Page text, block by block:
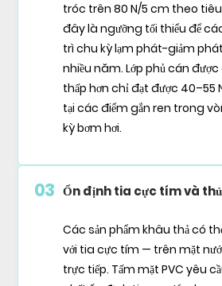
tróc trên 80 N/5 cm theo tiêu
đây là ngưỡng tối thiểu để
trì chu kỳ lạm phát-giảm
nhiều năm. Lớp phủ cán
thấp hơn chỉ đạt được 40–55
tại các điểm gắn ren trong
kỳ bơm hơi.
03 Ổn định tia cực tím và
Các sản phẩm khâu thả có
với tia cực tím — trên mặt
trực tiếp. Tấm mặt PVC yêu